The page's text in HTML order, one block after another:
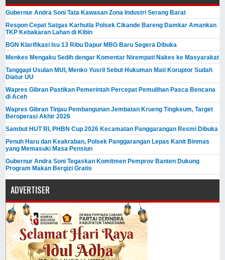
Gubernur Andra Soni Tata Kawasan Zona Industri Serang Barat
Respon Cepat Satgas Karhutla Polsek Cikande Bareng Damkar Amankan
TKP Kebakaran Lahan di Kibin
BGN Klarifikasi Isu 13 Ribu Dapur MBG Baru Segera Dibuka
Menkes Mengaku Sedih dengar Komentar Nirempati Nakes ke Masyarakat
Tanggapi Usulan MUI, Menko Yusril Sebut Hukuman Mati Koruptor Sudah
Diatur UU
Wapres Gibran Pastikan Pemerintah Percepat Pemulihan Pasca Bencana
di Aceh
Wapres Gibran Tinjau Pembangunan Jembatan Krueng Tingkeum, Target
Beroperasi Akhir 2026
Sambut HUT RI, PHBN Cup 2026 Kecamatan Panggarangan Resmi Dibuka
Penuh Haru dan Keakraban, Polsek Panggarangan Lepas Kanit Binmas
yang Memasuki Masa Pensiun
Gubernur Andra Soni Tegaskan Komitmen Pemprov Banten Dukung
Program Makan Bergizi Gratis
ADVERTISER